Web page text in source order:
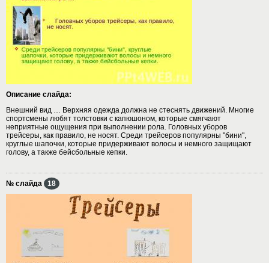
Описание слайда:
Внешний вид … Верхняя одежда должна не стеснять движений. Многие
спортсмены любят толстовки с капюшоном, которые смягчают
неприятные ощущения при выполнении рола. Головных уборов
трейсеры, как правило, не носят. Среди трейсеров популярны "бини",
круглые шапочки, которые придерживают волосы и немного защищают
голову, а также бейсбольные кепки.
№ слайда 18